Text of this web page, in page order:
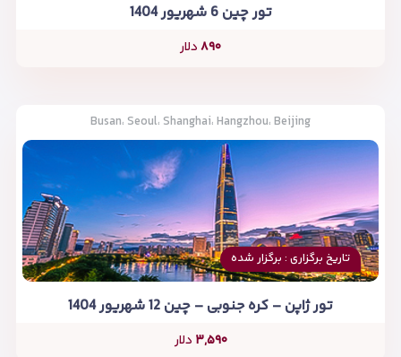
تور چین 6 شهریور 1404
۸۹۰دلار
Busan، Seoul، Shanghai، Hangzhou، Beijing
تاریخ برگزاری : برگزار شده
تور ژاپن – کره جنوبی – چین 12 شهریور 1404
۳,۵۹۰ دلار